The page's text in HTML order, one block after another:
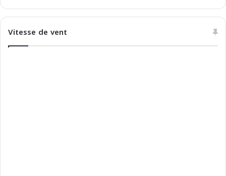
i
0
2
c
u
p
Vitesse de vent